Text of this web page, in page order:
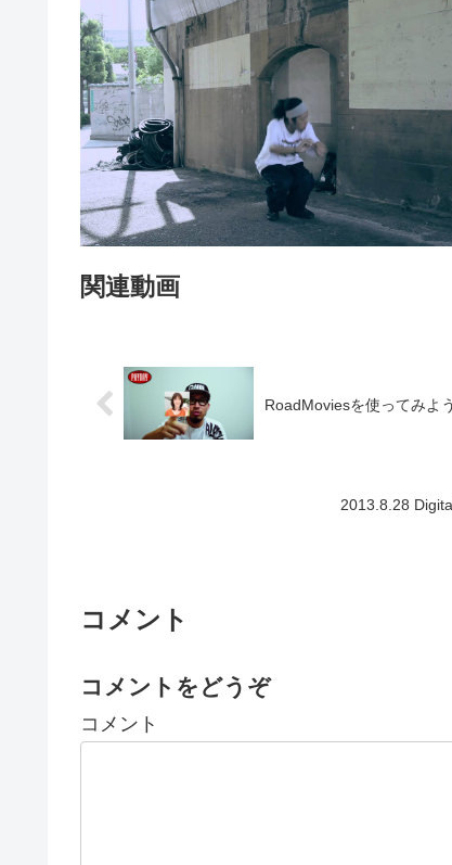
関連動画
RoadMoviesを使ってみよ
2013.8.28
コメント
コメントをどうぞ
コメント